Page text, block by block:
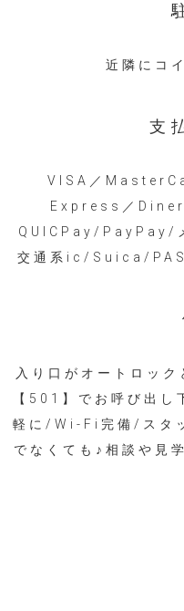
近隣にコ
支
VISA／
Express／
QUICPay/PayPay/
交通系ic/Suica/
入り口がオートロッ
【501】でお呼び出し
軽に/Wi-Fi完備/スタ
でなくても♪相談や見